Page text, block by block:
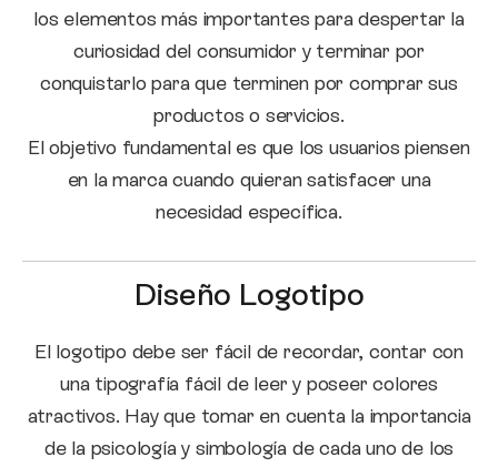
los elementos más importantes para despertar la
curiosidad del consumidor y terminar por
conquistarlo para que terminen por comprar sus
productos o servicios.
El objetivo fundamental es que los usuarios piensen
en la marca cuando quieran satisfacer una
necesidad específica.
Diseño Logotipo
El logotipo debe ser fácil de recordar, contar con
una tipografía fácil de leer y poseer colores
atractivos. Hay que tomar en cuenta la importancia
de la psicología y simbología de cada uno de los